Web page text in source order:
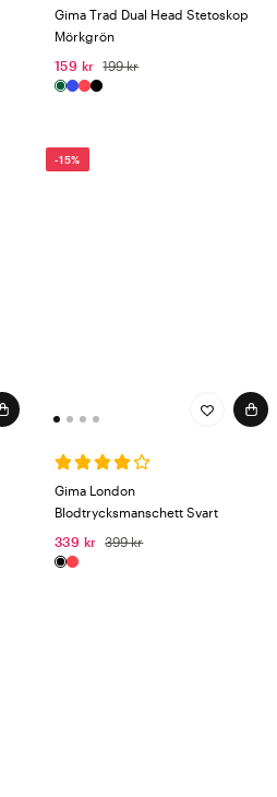
Gima Trad Dual Head Stetoskop
Mörkgrön
159 kr
199 kr
-15%
Gima London
Blodtrycksmanschett Svart
339 kr
399 kr